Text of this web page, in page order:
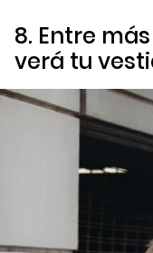
8. Entre
verá tu